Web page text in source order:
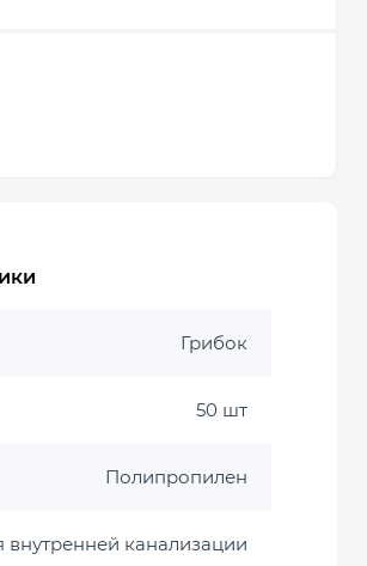
Грибок
50 шт
Полипропилен
внутренней канализации